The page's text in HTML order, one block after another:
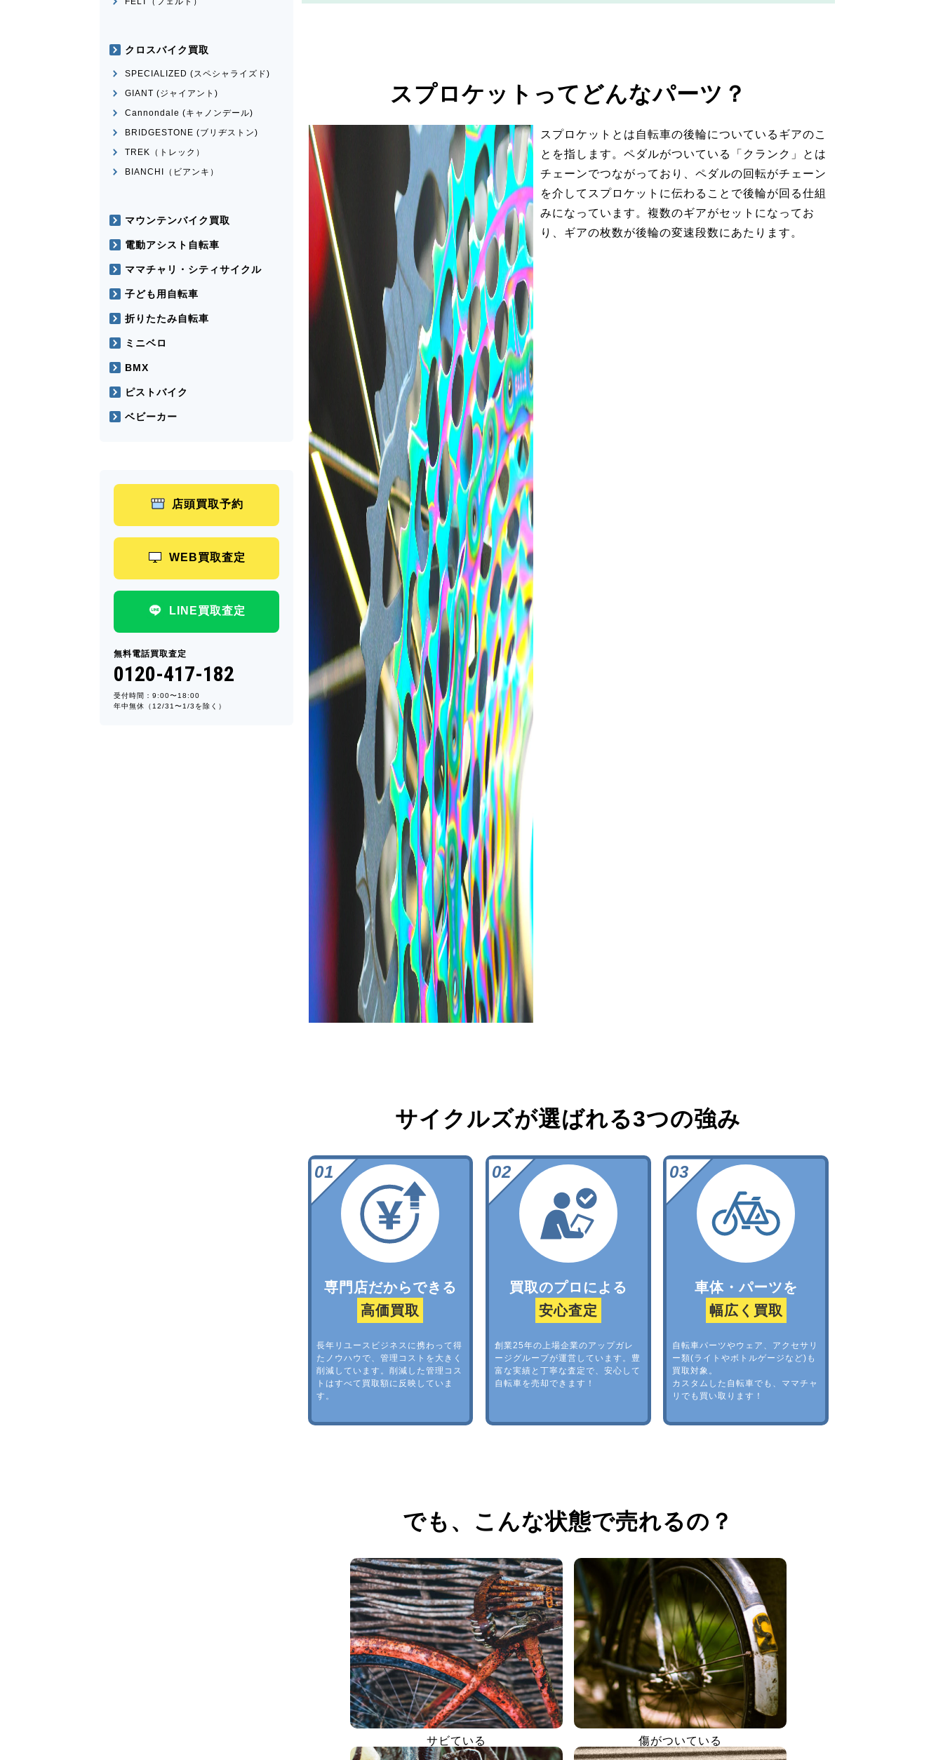
スプロケットってどんなパーツ？
スプロケットとは自転車の後輪についているギアのこ
とを指します。ペダルがついている「クランク」とは
チェーンでつながっており、ペダルの回転がチェーン
を介してスプロケットに伝わることで後輪が回る仕組
みになっています。複数のギアがセットになってお
り、ギアの枚数が後輪の変速段数にあたります。
サイクルズが選ばれる3つの強み
専門店だからできる
高価買取
長年リユースビジネスに携わって得
たノウハウで、管理コストを大きく
削減しています。削減した管理コス
トはすべて買取額に反映していま
す。
買取のプロによる
安心査定
創業25年の上場企業のアップガレ
ージグループが運営しています。豊
富な実績と丁寧な査定で、安心して
自転車を売却できます！
車体・パーツを
幅広く買取
自転車パーツやウェア、アクセサリ
ー類(ライトやボトルゲージなど)も
買取対象。
カスタムした自転車でも、ママチャ
リでも買い取ります！
でも、 こんな状態で売れるの？
サビている 傷がついている
クロスバイク買取
SPECIALIZED (スペシャライズド)
GIANT (ジャイアント)
Cannondale (キャノンデール)
BRIDGESTONE (ブリヂストン)
TREK（トレック）
BIANCHI（ビアンキ）
マウンテンバイク買取
電動アシスト自転車
ママチャリ・シティサイクル
子ども用自転車
折りたたみ自転車
ミニベロ
BMX
ピストバイク
ベビーカー
店頭買取予約
WEB買取査定
LINE買取査定
無料電話買取査定
0120-417-182
受付時間：9:00〜18:00
年中無休（12/31〜1/3を除く）